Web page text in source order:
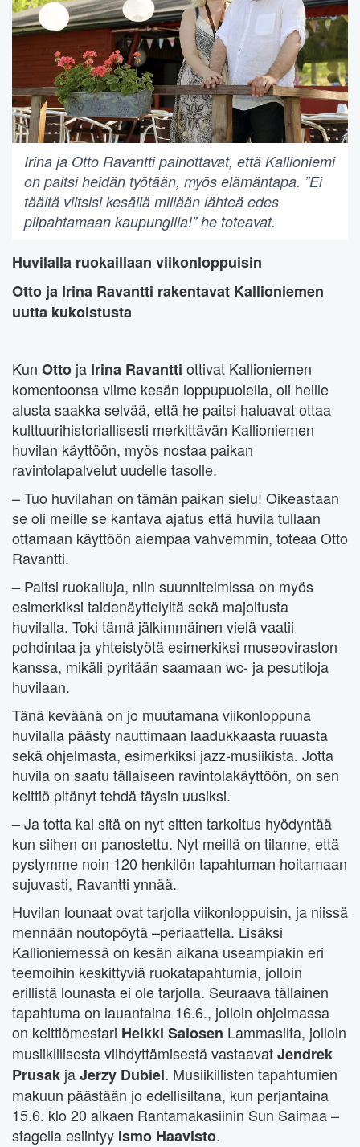
Irina ja Otto Ravantti painottavat, että Kallioniemi
on paitsi heidän työtään, myös elämäntapa. ”Ei
täältä viitsisi kesällä millään lähteä edes
piipahtamaan kaupungilla!” he toteavat.
Huvilalla ruokaillaan viikonloppuisin
Otto ja Irina Ravantti rakentavat Kallioniemen
uutta kukoistusta
Kun Otto ja Irina Ravantti ottivat Kallioniemen
komentoonsa viime kesän loppupuolella, oli heille
alusta saakka selvää, että he paitsi haluavat ottaa
kulttuurihistoriallisesti merkittävän Kallioniemen
huvilan käyttöön, myös nostaa paikan
ravintolapalvelut uudelle tasolle.
– Tuo huvilahan on tämän paikan sielu! Oikeastaan
se oli meille se kantava ajatus että huvila tullaan
ottamaan käyttöön aiempaa vahvemmin, toteaa Otto
Ravantti.
– Paitsi ruokailuja, niin suunnitelmissa on myös
esimerkiksi taidenäyttelyitä sekä majoitusta
huvilalla. Toki tämä jälkimmäinen vielä vaatii
pohdintaa ja yhteistyötä esimerkiksi museoviraston
kanssa, mikäli pyritään saamaan wc- ja pesutiloja
huvilaan.
Tänä keväänä on jo muutamana viikonloppuna
huvilalla päästy nauttimaan laadukkaasta ruuasta
sekä ohjelmasta, esimerkiksi jazz-musiikista. Jotta
huvila on saatu tällaiseen ravintolakäyttöön, on sen
keittiö pitänyt tehdä täysin uusiksi.
– Ja totta kai sitä on nyt sitten tarkoitus hyödyntää
kun siihen on panostettu. Nyt meillä on tilanne, että
pystymme noin 120 henkilön tapahtuman hoitamaan
sujuvasti, Ravantti ynnää.
Huvilan lounaat ovat tarjolla viikonloppuisin, ja niissä
mennään noutopöytä –periaattella. Lisäksi
Kallioniemessä on kesän aikana useampiakin eri
teemoihin keskittyviä ruokatapahtumia, jolloin
erillistä lounasta ei ole tarjolla. Seuraava tällainen
tapahtuma on lauantaina 16.6., jolloin ohjelmassa
on keittiömestari Heikki Salosen Lammasilta, jolloin
musiikillisesta viihdyttämisestä vastaavatJendrek
Prusak jaJerzy Dubiel. Musiikillisten tapahtumien
makuun päästään jo edellisiltana, kun perjantaina
15.6. klo 20 alkaen Rantamakasiinin Sun Saimaa –
stagella esiintyy Ismo Haavisto.